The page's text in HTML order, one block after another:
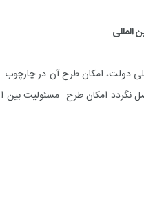
المللی
دولت، امکان طرح آن در
نگردد امکان طرح مسئولیت